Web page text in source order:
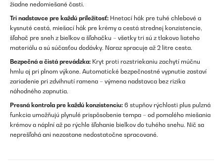
žiadne nedomiešané časti.
Tri nadstavce pre každú príležitosť: Hnetací hák pre tuhé chlebové a
kysnuté cestá, miešací hák pre krémy a cestá strednej konzistencie,
šľahač pre sneh z bielkov a šľahačku – všetky tri sú z tlakovo liateho
materiálu a sú súčasťou dodávky. Naraz spracuje až 2 litre cesta.
Bezpečná a čistá prevádzka: Kryt proti rozstriekaniu zachytí múčnu
hmlu aj pri plnom výkone. Automatické bezpečnostné vypnutie zastaví
zariadenie pri zdvihnutí ramena – výmena nadstavca bez rizika
náhodného zapnutia.
Presná kontrola pre každú konzistenciu: 6 stupňov rýchlosti plus pulzná
funkcia umožňujú plynulé prispôsobenie tempa – od pomalého miešania
krémov a náplní až po rýchle šľahanie bielkov do tuhého snehu. Nič sa
neprešľahá ani nezostane nedostatočne spracované.